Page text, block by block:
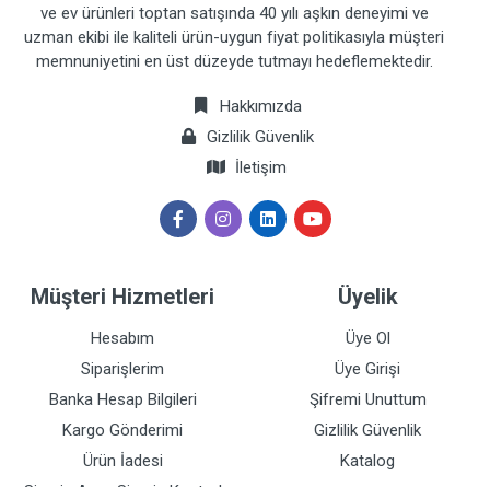
ve ev ürünleri toptan satışında 40 yılı aşkın deneyimi ve
uzman ekibi ile kaliteli ürün-uygun fiyat politikasıyla müşteri
memnuniyetini en üst düzeyde tutmayı hedeflemektedir.
Hakkımızda
Gizlilik Güvenlik
İletişim
Müşteri Hizmetleri
Hesabım
Siparişlerim
Banka Hesap Bilgileri
Kargo Gönderimi
Ürün İadesi
Üyelik
Üye Ol
Üye Girişi
Şifremi Unuttum
Gizlilik Güvenlik
Katalog